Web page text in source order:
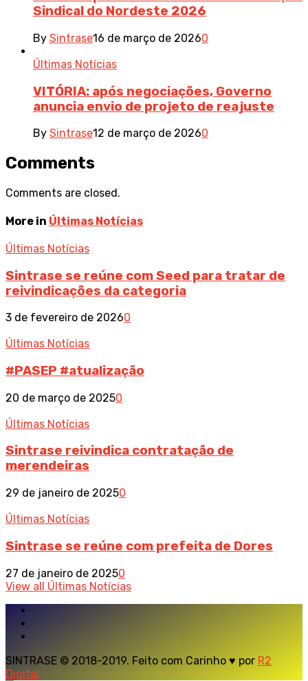
Sindical do Nordeste 2026
By Sintrase16 de março de 20260
Últimas Notícias
VITÓRIA: após negociações, Governo
anuncia envio de projeto de reajuste
By Sintrase12 de março de 20260
Comments
Comments are closed.
More in Últimas Notícias
Últimas Notícias
Sintrase se reúne com Seed para tratar de
reivindicações da categoria
3 de fevereiro de 20260
Últimas Notícias
#PASEP #atualização
20 de março de 20250
Últimas Notícias
Sintrase reivindica contratação de
merendeiras
29 de janeiro de 20250
Últimas Notícias
Sintrase se reúne com prefeita de Dores
27 de janeiro de 20250
View all Últimas Notícias
SINTRASE © 2018-2019. Feito com Carinho ♥ por R2
Digital